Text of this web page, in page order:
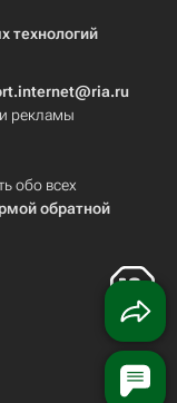
технологий
рекламы
обо всех
обратной